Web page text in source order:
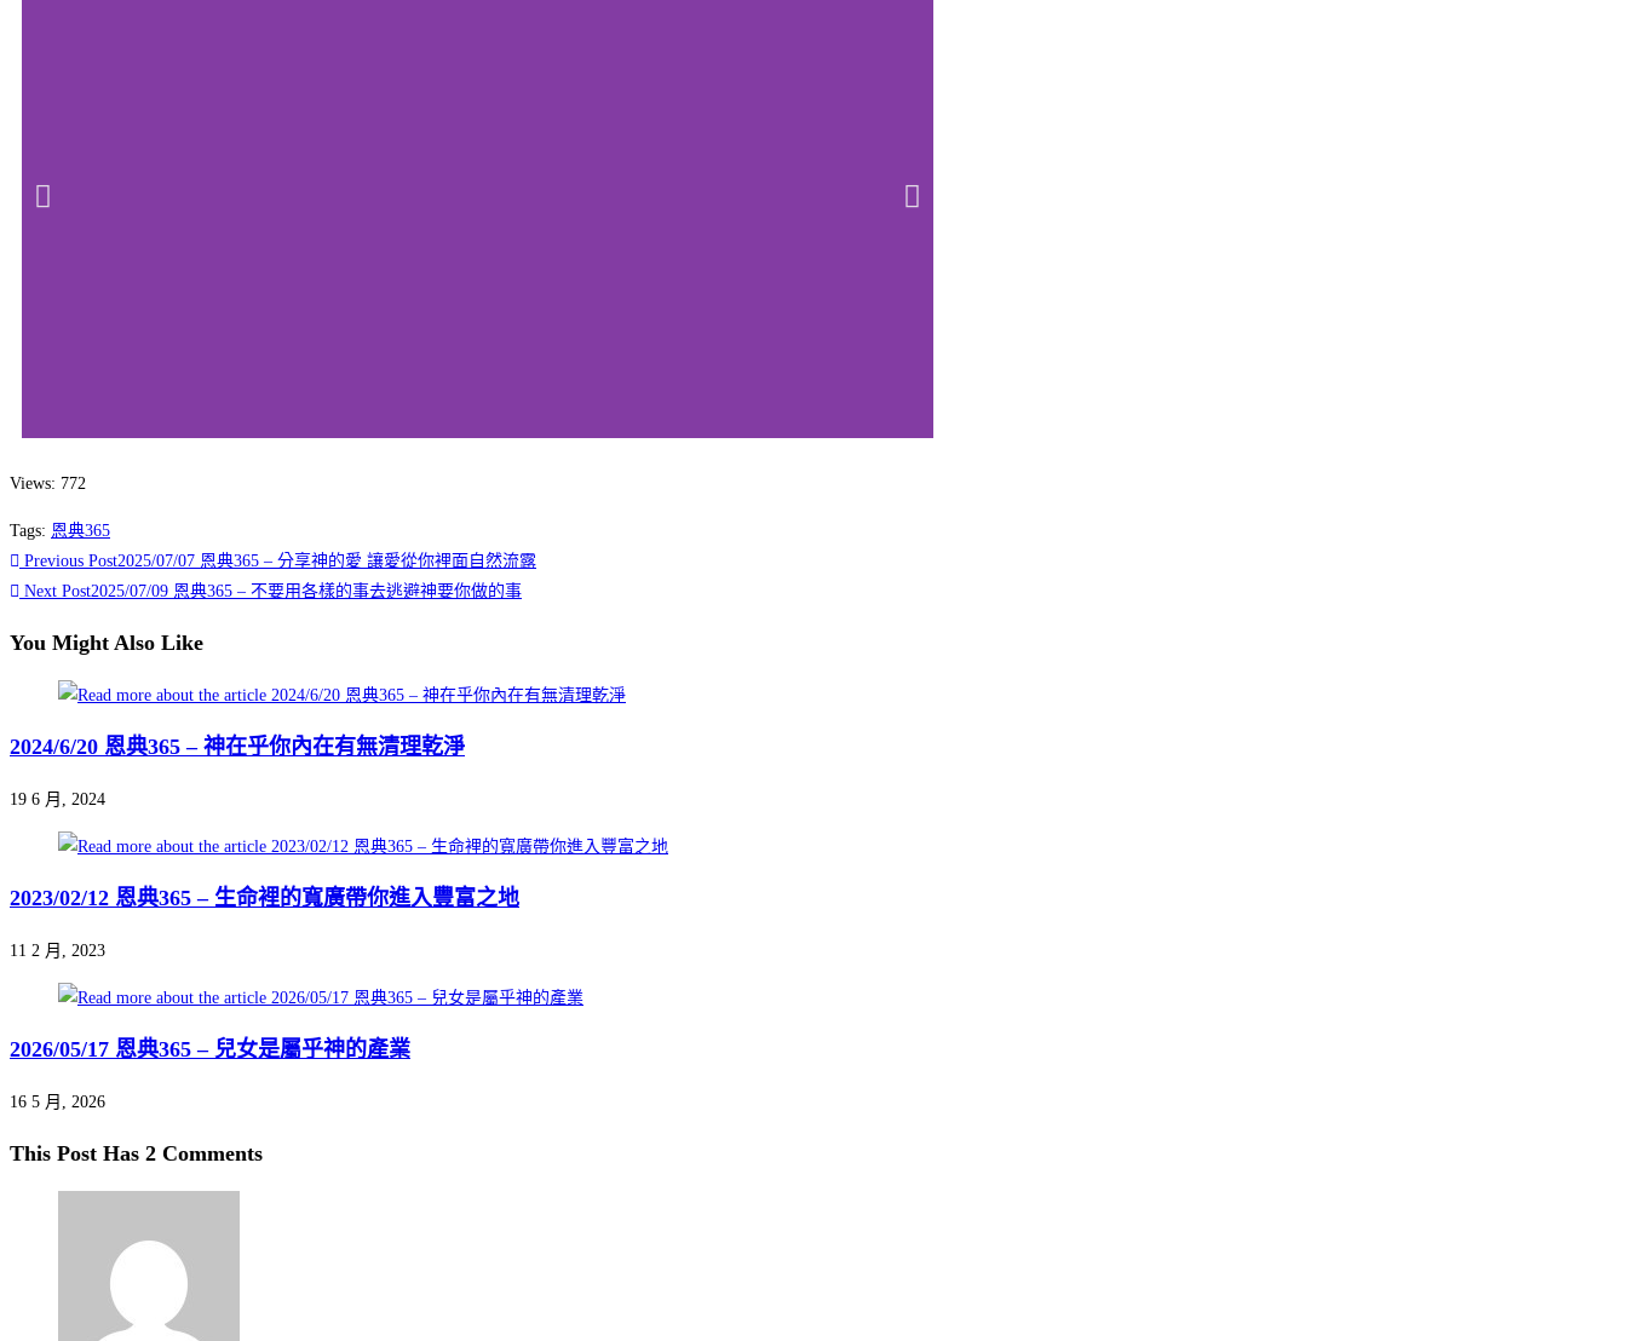
年5月份
Views: 772
Tags: 恩典365
Previous Post2025/07/07 恩典365 – 分享神的愛 讓愛從你裡面自然流露
Next Post2025/07/09 恩典365 – 不要用各樣的事去逃避神要你做的事
You Might Also Like
2024/6/20 恩典365 – 神在乎你內在有無清理乾淨
19 6 月, 2024
2023/02/12 恩典365 – 生命裡的寬廣帶你進入豐富之地
11 2 月, 2023
2026/05/17 恩典365 – 兒女是屬乎神的產業
16 5 月, 2026
This Post Has 2 Comments